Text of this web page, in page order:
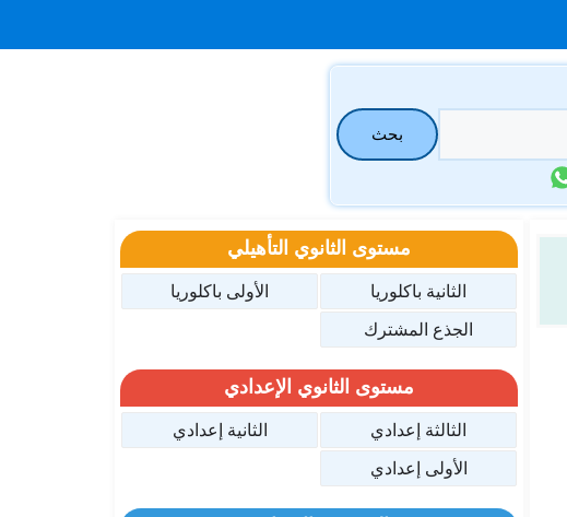
بحث
مستوى الثانوي التأهيلي
الثانية باكلوريا
الأولى باكلوريا
الجذع المشترك
مستوى الثانوي الإعدادي
الثالثة إعدادي
الثانية إعدادي
الأولى إعدادي